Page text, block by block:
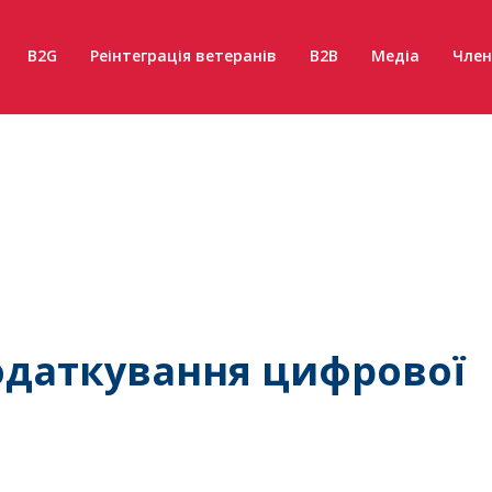
B2G Реінтеграція ветеранів B2B Медіа
цифрової